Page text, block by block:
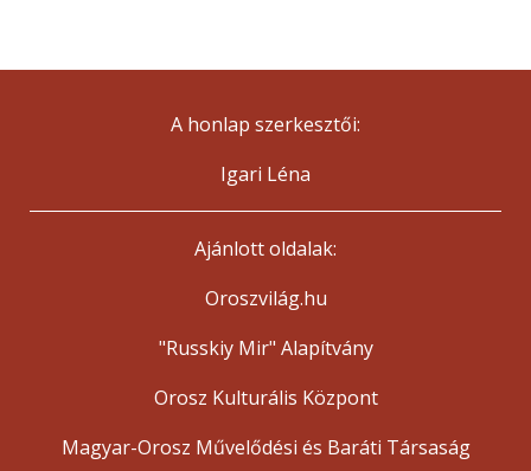
A honlap szerkesztői:
Igari Léna
Ajánlott oldalak:
Oroszvilág.hu
"Russkiy Mir" Alapítvány
Orosz Kulturális Központ
Magyar-Orosz Művelődési és Baráti Társaság